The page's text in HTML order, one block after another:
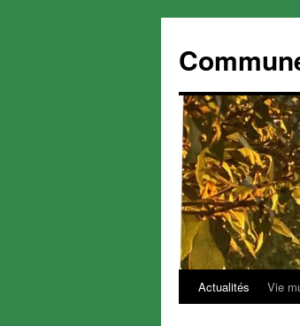
Aller
Actualités Vie